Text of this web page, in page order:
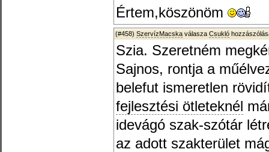
Értem,köszönöm
(#458) SzervízMacska válasza Csukló
Szia. Szeretném
Sajnos, rontja a
belefut ismeretlen
fejlesztési ötleteknél
idevágó szak-szótár
az adott szakterület